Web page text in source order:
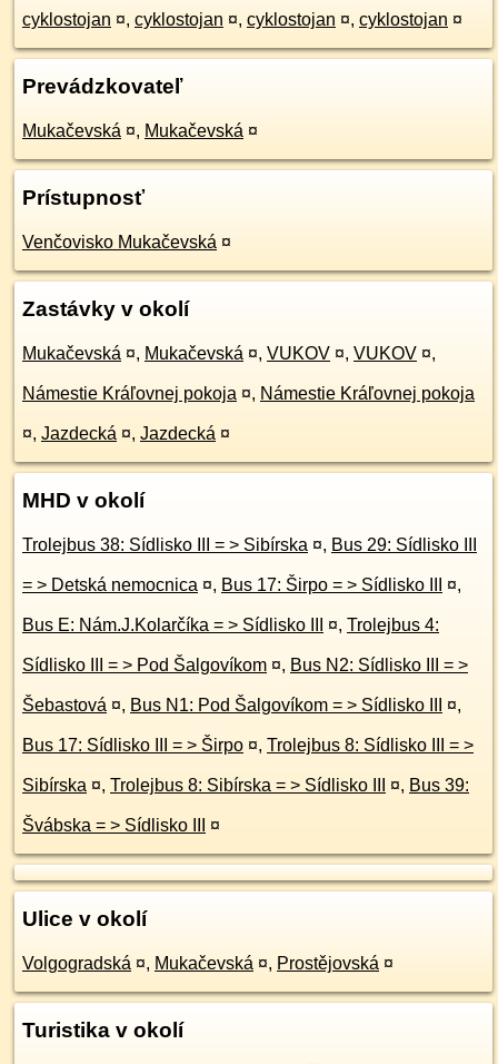
cyklostojan ¤, cyklostojan ¤, cyklostojan ¤, cyklostojan ¤
Prevádzkovateľ
Mukačevská ¤, Mukačevská ¤
Prístupnosť
Venčovisko Mukačevská ¤
Zastávky v okolí
Mukačevská ¤, Mukačevská ¤, VUKOV ¤, VUKOV ¤,
Námestie Kráľovnej pokoja ¤, Námestie Kráľovnej pokoja
¤, Jazdecká ¤, Jazdecká ¤
MHD v okolí
Trolejbus 38: Sídlisko III = > Sibírska ¤, Bus 29: Sídlisko III
= > Detská nemocnica ¤, Bus 17: Širpo = > Sídlisko III ¤,
Bus E: Nám.J.Kolarčíka = > Sídlisko III ¤, Trolejbus 4:
Sídlisko III = > Pod Šalgovíkom ¤, Bus N2: Sídlisko III = >
Šebastová ¤, Bus N1: Pod Šalgovíkom = > Sídlisko III ¤,
Bus 17: Sídlisko III = > Širpo ¤, Trolejbus 8: Sídlisko III = >
Sibírska ¤, Trolejbus 8: Sibírska = > Sídlisko III ¤, Bus 39:
Švábska = > Sídlisko III ¤
Ulice v okolí
Volgogradská ¤, Mukačevská ¤, Prostějovská ¤
Turistika v okolí